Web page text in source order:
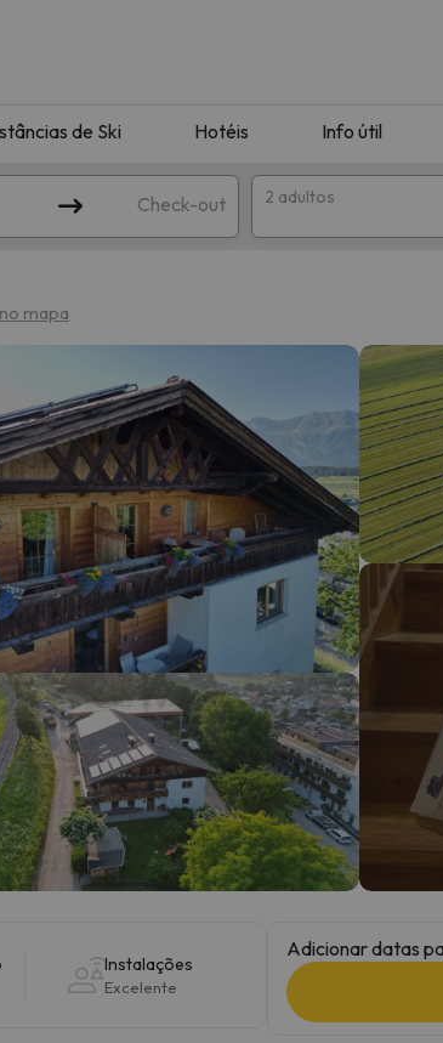
de Ski Hotéis Info útil
Check-out 2 adultos
pesquisa. Tente modificar o destino.
encontrar a sua bússola, estará de volta.
mapa
Instalações
Excelente
Adicionar datas